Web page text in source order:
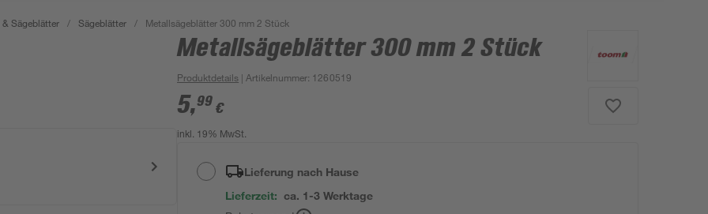
Sägeblätter / Sägeblätter / Metallsägeblätter 300 mm 2 Stück
Metallsägeblätter 300 mm 2 Stück
Produktdetails | Artikelnummer: 1260519
5,99 €
inkl. 19% MwSt.
Lieferung nach Hause
Lieferzeit: ca. 1-3 Werktage